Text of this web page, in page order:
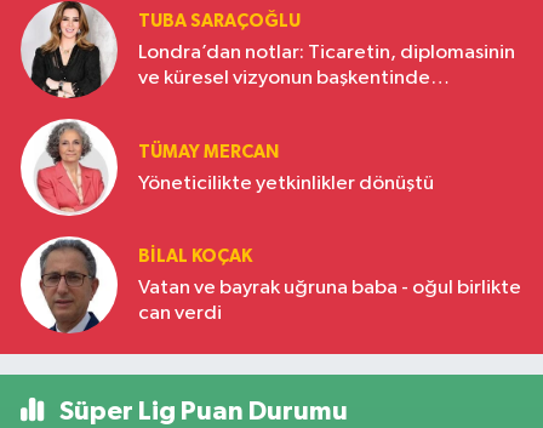
TUBA SARAÇOĞLU
Londra’dan notlar: Ticaretin, diplomasinin
ve küresel vizyonun başkentinde
TÜMAY MERCAN
Yöneticilikte yetkinlikler dönüştü
BILAL KOÇAK
Vatan ve bayrak uğruna baba - oğul birlikte
can verdi
Süper Lig Puan Durumu